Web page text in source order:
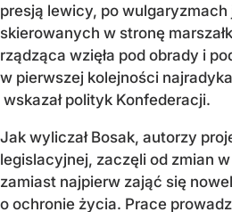
presją lewicy, po wulgaryzmach
skierowanych w stronę
rządząca wzięła pod obrady i
w pierwszej kolejności
wskazał polityk Konfederacji.
Jak wyliczał Bosak, autorzy
legislacyjnej, zaczęli od zmian
zamiast najpierw zająć się
o ochronie życia. Prace